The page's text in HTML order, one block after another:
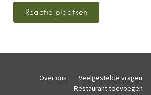
Over ons Veelgestelde vragen
Restaurant toevoegen